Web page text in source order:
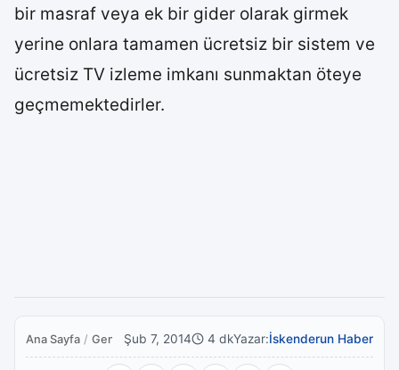
bir masraf veya ek bir gider olarak girmek
yerine onlara tamamen ücretsiz bir sistem ve
ücretsiz TV izleme imkanı sunmaktan öteye
geçmemektedirler.
Ana Sayfa / Genel Şub 7, 2014 4 dkYazar:İskenderun Haber